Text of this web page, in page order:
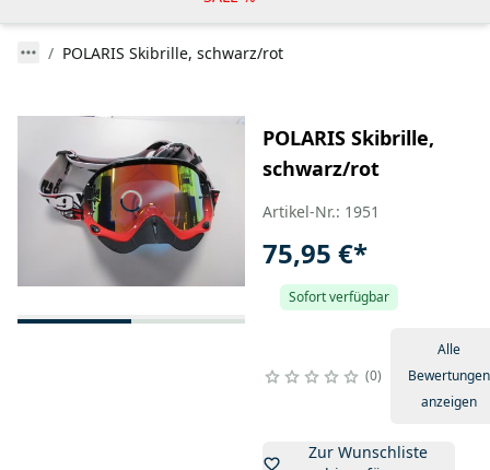
POLARIS Skibrille, schwarz/rot
POLARIS Skibrille,
schwarz/rot
Artikel-Nr.: 1951
75,95 €*
Sofort verfügbar
0
Alle
Bewertungen
anzeigen
Zur Wunschliste